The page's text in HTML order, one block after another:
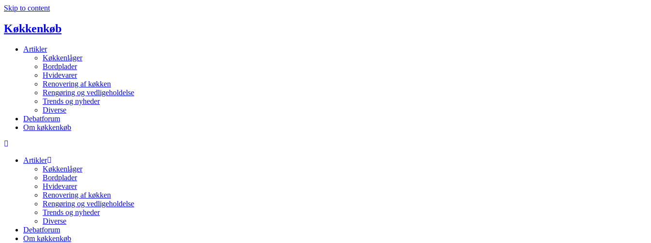
Skip to content
Køkkenkøb
Artikler
Køkkenlåger
Bordplader
Hvidevarer
Renovering af køkken
Rengøring og vedligeholdelse
Trends og nyheder
Diverse
Debatforum
Om køkkenkøb
Artikler
Køkkenlåger
Bordplader
Hvidevarer
Renovering af køkken
Rengøring og vedligeholdelse
Trends og nyheder
Diverse
Debatforum
Om køkkenkøb